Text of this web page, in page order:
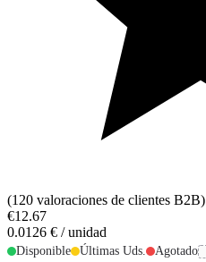
(120 valoraciones de clientes B2B)
€12.67
0.0126 € / unidad
Disponible Últimas Uds. Agotado